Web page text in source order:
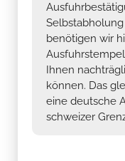
benötigen wir
Ihnen
können. Das
eine deutsche
schweizer